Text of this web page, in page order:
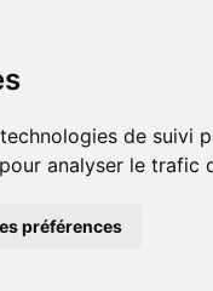
de suivi
analyser le
préférences